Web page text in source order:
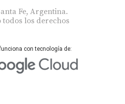
Fe, Argentina.
todos los derechos
con tecnología de: